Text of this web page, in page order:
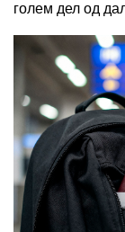
голем дел од